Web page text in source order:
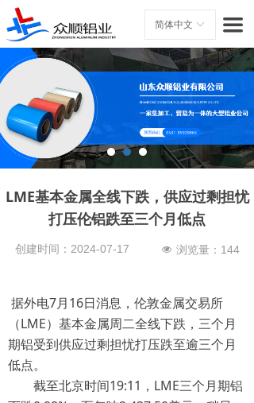
끀
首页
关于我们
产品展示
厂房实景
新闻资讯
联系我们
ꀅ
简体中文
LME基本金属全线下跌，供应过剩担忧
打压伦铝跌至三个月低点
据外电7月16日消息，伦敦金属交易所
（LME）基本金属周二全线下跌，三个月
期铝受到供应过剩担忧打压跌至逾三个月
低点。
截至北京时间19:11，LME三个月期铝
创建时间： 2024-07-17 넶 浏览量： 144